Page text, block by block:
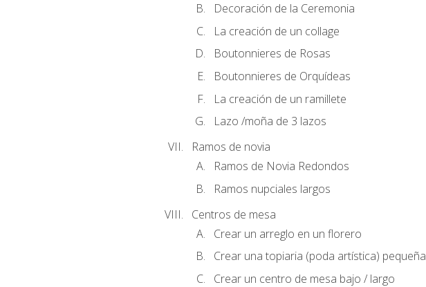
Decoración de la Ceremonia
La creación de un collage
Boutonnieres de Rosas
Boutonnieres de Orquídeas
La creación de un ramillete
Lazo /moña de 3 lazos
Ramos de novia
Ramos de Novia Redondos
Ramos nupciales largos
Centros de mesa
Crear un arreglo en un florero
Crear una topiaria (poda artística) pequeña
Crear un centro de mesa bajo / largo